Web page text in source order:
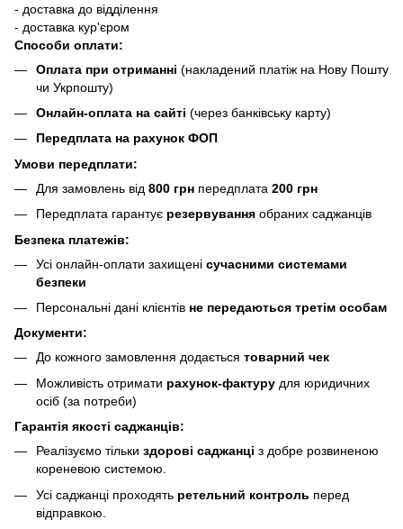
- доставка до відділення
- доставка кур'єром
Способи оплати:
Оплата при отриманні (накладений платіж на Нову Пошту
чи Укрпошту)
Онлайн-оплата на сайті (через банківську карту)
Передплата на рахунок ФОП
Умови передплати:
Для замовлень від 800 грн передплата 200 грн
Передплата гарантує резервування обраних саджанців
Безпека платежів:
Усі онлайн-оплати захищені сучасними системами
безпеки
Персональні дані клієнтів не передаються третім особам
Документи:
До кожного замовлення додається товарний чек
Можливість отримати рахунок-фактуру для юридичних
осіб (за потреби)
Гарантія якості саджанців:
Реалізуємо тільки здорові саджанці з добре розвиненою
кореневою системою.
Усі саджанці проходять ретельний контроль перед
відправкою.